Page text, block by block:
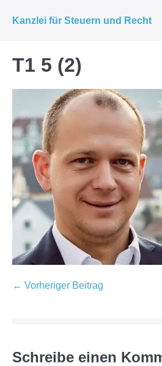
InhaltKanzlei für Steuern und Recht
T1 5 (2)
Beitragsnavigation
← Vorheriger Beitrag
Schreibe einen